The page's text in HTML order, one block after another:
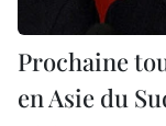
Prochaine
en Asie du